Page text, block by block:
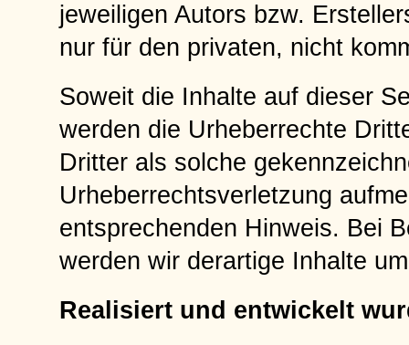
jeweiligen Autors bzw.
nur für den privaten, nicht
Soweit die Inhalte auf dieser
werden die Urheberrechte
Dritter als solche
Urheberrechtsverletzung
entsprechenden Hinweis. Bei
werden wir derartige Inhalte
Realisiert und entwickelt